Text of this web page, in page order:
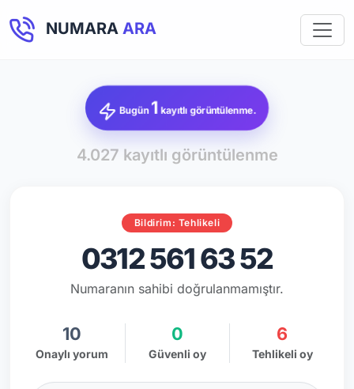
NUMARA ARA
Bugün1 kayıtlı görüntülenme.
4.027 kayıtlı görüntülenme
Bildirim: Tehlikeli
0312 561 63 52
Numaranın sahibi doğrulanmamıştır.
10
Onaylı yorum
0
Güvenli oy
6
Tehlikeli oy